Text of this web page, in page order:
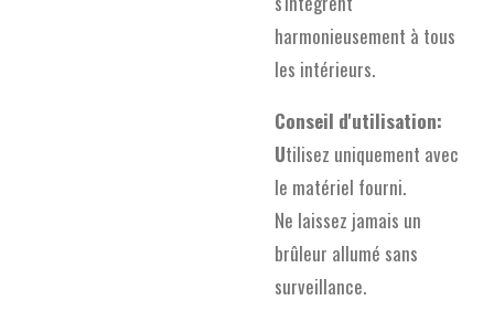
harmonieusement à tous
les intérieurs.
Conseil d'utilisation:
Utilisez uniquement avec
le matériel fourni.
Ne laissez jamais un
brûleur allumé sans
surveillance.